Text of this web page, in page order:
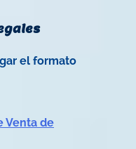
el formato
Venta de